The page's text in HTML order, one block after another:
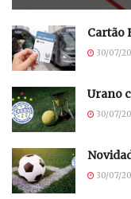
Cartão
30/07/
Urano
30/07/
30/07/